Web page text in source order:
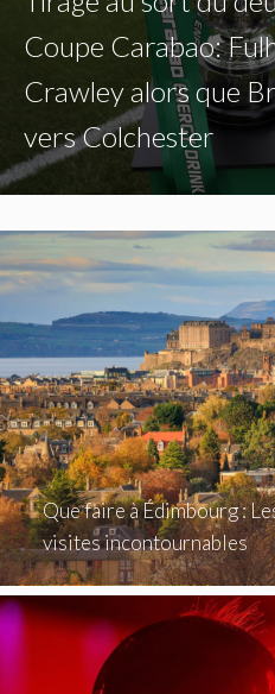
Coupe Carabao:
Crawley alors que
vers Colchester
Que faire à Édimbourg :
visites incontournables